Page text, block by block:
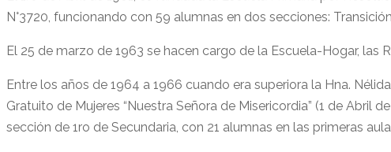
N°3720, funcionando con 59 alumnas en dos secciones:
El 25 de marzo de 1963 se hacen cargo de la Escuela-Hogar, las
Entre los años de 1964 a 1966 cuando era superiora la Hna.
Gratuito de Mujeres “Nuestra Señora de Misericordia” (1 de Abril
sección de 1ro de Secundaria, con 21 alumnas en las primeras